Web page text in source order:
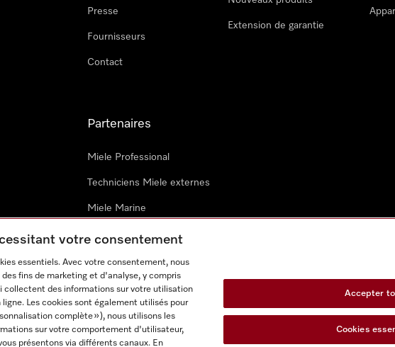
Presse
Fournisseurs
Contact
Extension de garantie
Partenaires
Miele Professional
Techniciens Miele externes
Miele Marine
Architectes & promoteurs
d’utilisation Déclaration d'accessibilité
votre consentement
essentiels. Avec votre consentement, nous
fins de marketing et d'analyse, y compris
collectent des informations sur votre utilisation
Les cookies sont également utilisés pour
complète »), nous utilisons les
sur votre comportement d'utilisateur,
présentons via différents canaux. En
Accepter
Cookies